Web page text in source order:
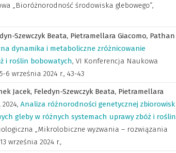
„Bioróżnorodność środowiska glebowego”,
Szewczyk Beata, Pietramellara Giacomo, Pathan
dynamika i metaboliczne zróżnicowanie
i roślin bobowatych, VI Konferencja Naukowa
6 września 2024 r., 43-43
Jacek, Feledyn-Szewczyk Beata, Pietramellara
2024, Analiza różnorodności genetycznej zbiorowisk
gleby w różnych systemach uprawy zbóż i roślin
„Mikrolobiczne wyzwania – rozwiązania
września 2024 r.,